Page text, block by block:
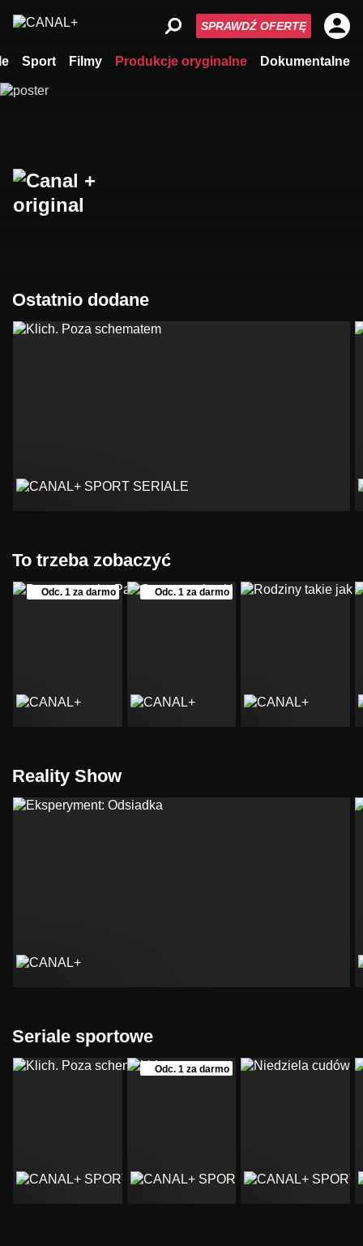
Sport Filmy Produkcje oryginalne Dokumentalne
SPRAWDŹ OFERTĘ
Ostatnio dodane
To trzeba zobaczyć
Odc. 1 za darmo Odc. 1 za darmo
Reality Show
Seriale sportowe
Odc. 1 za darmo